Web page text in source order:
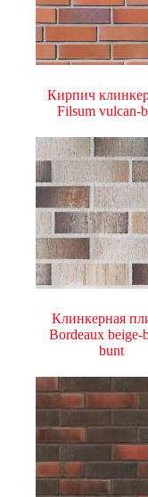
Кирпич
Filsum vulcan-
Клинкерная
Bordeaux beige-
bunt